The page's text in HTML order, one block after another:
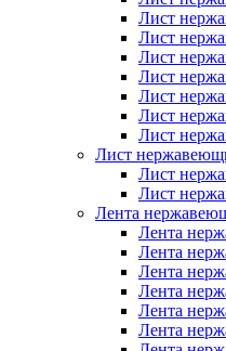
Лист
Лист
Лист
Лист
Лист
Лист
Лист
Лист
Лист
Лист
Лента
Лента
Лента
Лента
Лента
Лента
Лента